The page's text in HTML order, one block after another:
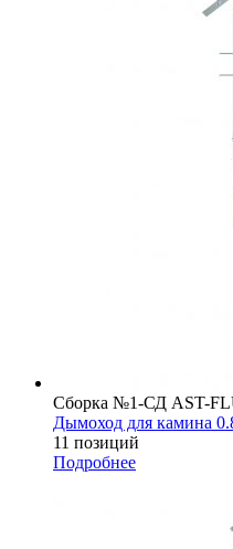
Сборка №1-СД AST-
Дымоход для камина
11 позиций
Подробнее